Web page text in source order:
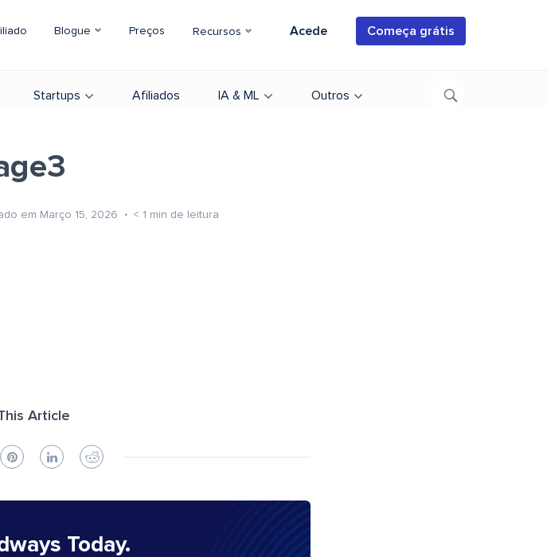
Blogue Preços Recursos Acede Começa grátis
Startups Afiliados IA & ML Outros
em Março 15, 2026 < 1 min de leitura
Article
Today.